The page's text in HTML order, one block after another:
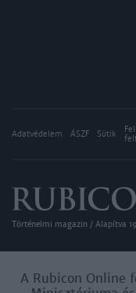
Adatvédelem ÁSZF Sütik
Történelmi magazin / Alapítva
A Rubicon Online